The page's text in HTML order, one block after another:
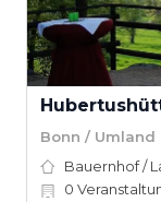
Bonn / Umland
Bauernhof /
0